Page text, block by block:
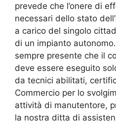
prevede che l’onere di
necessari dello stato
a carico del singolo
di un impianto
sempre presente che il
deve essere eseguito
da tecnici abilitati,
Commercio per lo
attività di manutentore,
la nostra ditta di